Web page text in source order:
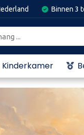
Binnen 3
Kinderkamer